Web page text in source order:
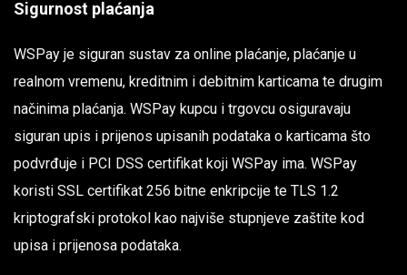
Sigurnost plaćanja
WSPay je siguran sustav za online plaćanje, plaćanje u
realnom vremenu, kreditnim i debitnim karticama te drugim
načinima plaćanja. WSPay kupcu i trgovcu osiguravaju
siguran upis i prijenos upisanih podataka o karticama što
podvrđuje i PCI DSS certifikat koji WSPay ima. WSPay
koristi SSL certifikat 256 bitne enkripcije te TLS 1.2
kriptografski protokol kao najviše stupnjeve zaštite kod
upisa i prijenosa podataka.